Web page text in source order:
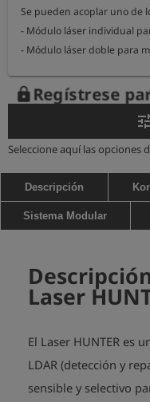
Se pueden acoplar uno de
- Módulo láser individual
- Módulo láser doble para
Además, el dispositivo
para permitir otras
Son posibles las siguientes
- Inspección de tuberías
- Inspección del aire en el
- Purga de tuberías de gas
(opcional)
- Registro de picos de
- Rango de medición:
- Dimensiones (LxAnxAl):
lockRegístrese
Seleccione aquí las opciones
Descripción
Sistema Modular
Laser
El Laser HUNTER es
LDAR (detección y
sensible y selectivo